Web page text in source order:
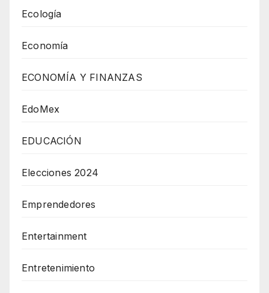
Ecología
Economía
ECONOMÍA Y FINANZAS
EdoMex
EDUCACIÓN
Elecciones 2024
Emprendedores
Entertainment
Entretenimiento